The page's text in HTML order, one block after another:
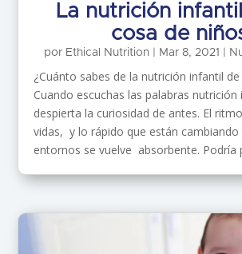
La nutrición
cosa de
por Ethical Nutrition| Mar 8, 2021
¿Cuánto sabes de la nutrición infantil
Cuando escuchas las palabras
despierta la curiosidad de antes. El
vidas, y lo rápido que están
entornos se vuelve absorbente. Podría